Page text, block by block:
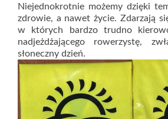
Niejednokrotnie możemy dzięki
zdrowie, a nawet życie. Zdarzają
w których bardzo trudno
nadjeżdżającego rowerzystę,
słoneczny dzień.